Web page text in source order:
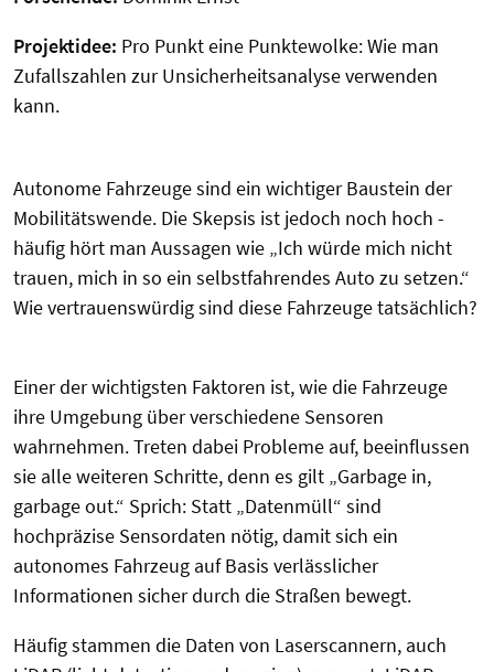
Projektidee: Pro Punkt eine Punktewolke: Wie man
Zufallszahlen zur Unsicherheitsanalyse verwenden
kann.
Autonome Fahrzeuge sind ein wichtiger Baustein der
Mobilitätswende. Die Skepsis ist jedoch noch hoch -
häufig hört man Aussagen wie „Ich würde mich nicht
trauen, mich in so ein selbstfahrendes Auto zu setzen.“
Wie vertrauenswürdig sind diese Fahrzeuge tatsächlich?
Einer der wichtigsten Faktoren ist, wie die Fahrzeuge
ihre Umgebung über verschiedene Sensoren
wahrnehmen. Treten dabei Probleme auf, beeinflussen
sie alle weiteren Schritte, denn es gilt „Garbage in,
garbage out.“ Sprich: Statt „Datenmüll“ sind
hochpräzise Sensordaten nötig, damit sich ein
autonomes Fahrzeug auf Basis verlässlicher
Informationen sicher durch die Straßen bewegt.
Häufig stammen die Daten von Laserscannern, auch